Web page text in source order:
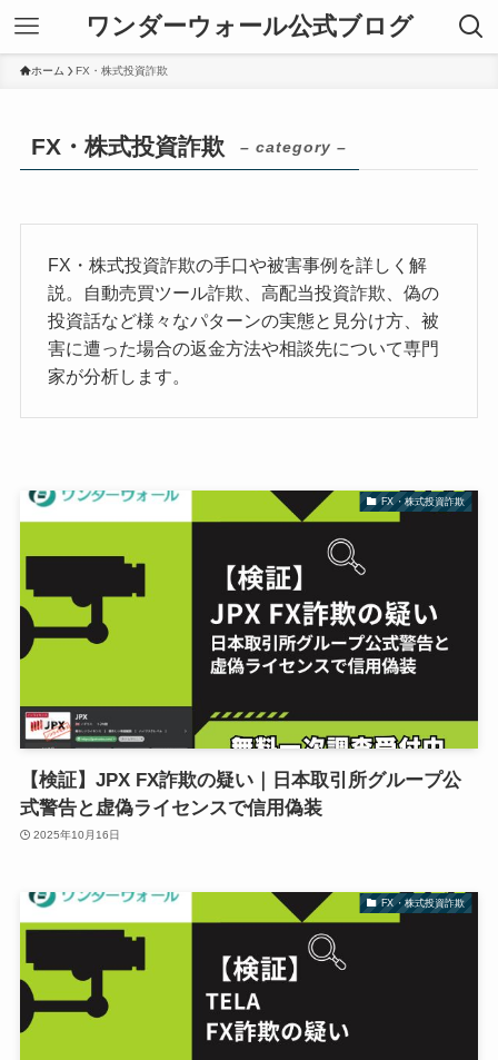
ワンダーウォール公式ブログ
ホーム FX・株式投資詐欺
FX・株式投資詐欺 – category –
FX・株式投資詐欺の手口や被害事例を詳しく解
説。自動売買ツール詐欺、高配当投資詐欺、偽の
投資話など様々なパターンの実態と見分け方、被
害に遭った場合の返金方法や相談先について専門
家が分析します。
FX・株式投資詐欺
【検証】JPX FX詐欺の疑い｜日本取引所グループ公
式警告と虚偽ライセンスで信用偽装
2025年10月16日
FX・株式投資詐欺